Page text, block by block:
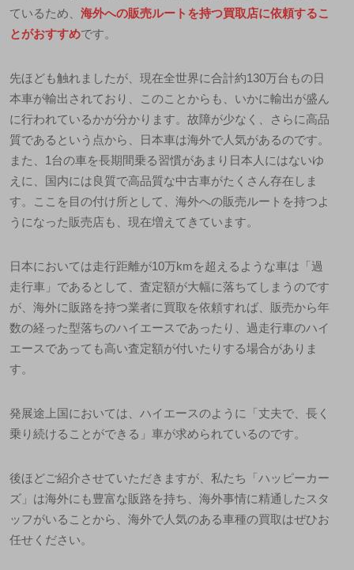
ているため、 海外への販売ルートを持つ買取店に依頼するこ
とがおすすめです。
先ほども触れましたが、現在全世界に合計約130万台もの日
本車が輸出されており、このことからも、いかに輸出が盛ん
に行われているかが分かります。故障が少なく、さらに高品
質であるという点から、日本車は海外で人気があるのです。
また、1台の車を長期間乗る習慣があまり日本人にはないゆ
えに、国内には良質で高品質な中古車がたくさん存在しま
す。ここを目の付け所として、海外への販売ルートを持つよ
うになった販売店も、現在増えてきています。
日本においては走行距離が10万kmを超えるような車は「過
走行車」であるとして、査定額が大幅に落ちてしまうのです
が、海外に販路を持つ業者に買取を依頼すれば、 販売から年
数の経った型落ちのハイエースであったり、過走行車のハイ
エースであっても高い査定額が付いたりする場合がありま
す。
発展途上国においては、ハイエースのように「丈夫で、長く
乗り続けることができる」車が求められているのです。
後ほどご紹介させていただきますが、私たち「ハッピーカー
ズ」は海外にも豊富な販路を持ち、海外事情に精通したスタ
ッフがいることから、海外で人気のある車種の買取はぜひお
任せください。